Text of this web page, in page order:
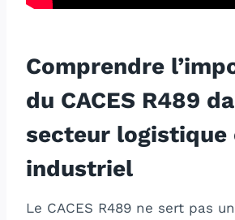
Comprendre
du CACES R489
secteur logistique
industriel
Le CACES R489 ne sert pas